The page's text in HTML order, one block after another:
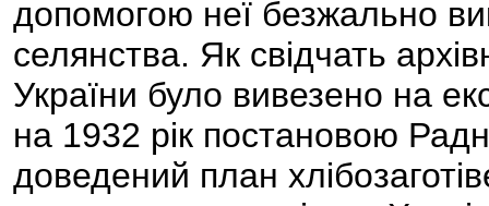
допомогою неї безжально
селянства. Як свідчать
України було вивезено на
на 1932 рік постановою
доведений план